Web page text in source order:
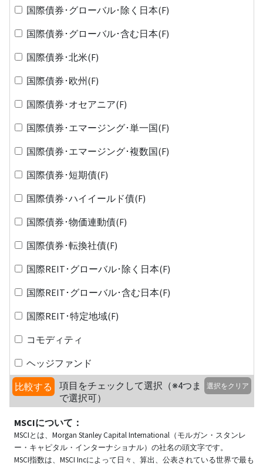
国際債券･グローバル･除く日本(F)
国際債券･グローバル･含む日本(F)
国際債券･北米(F)
国際債券･欧州(F)
国際債券･オセアニア(F)
国際債券･エマージング･単一国(F)
国際債券･エマージング･複数国(F)
国際債券･短期債(F)
国際債券･ハイイールド債(F)
国際債券･物価連動債(F)
国際債券･転換社債(F)
国際REIT･グローバル･除く日本(F)
国際REIT･グローバル･含む日本(F)
国際REIT･特定地域(F)
コモディティ
ヘッジファンド
比較する
項目をチェックして選択（※4つま
で選択可）
選択をクリア
MSCIについて：
MSCIとは、Morgan Stanley Capital International（モルガン・スタンレ
ー・キャピタル・インターナショナル）の社名の頭文字です。
MSCI指数は、MSCI Incによって日々、算出、公表されている世界で最も